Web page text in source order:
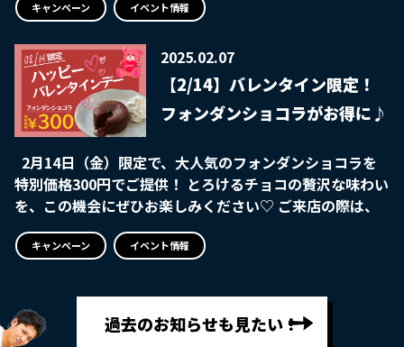
リ！ 酢飯付きは＋￥100と、とってもオトクです♪ ぜひ
い
キャンペーン イベント情報
2025.02.07
【2/14】バレンタイン限定！
フォンダンショコラがお得に♪
2月14日（金）限定で、大人気のフォンダンショコラを
特別価格300円でご提供！ とろけるチョコの贅沢な味わい
を、この機会にぜひお楽しみください♡ ご来店の際は、
お見逃しなく♪
キャンペーン イベント情報
過去のお知らせも見たい！